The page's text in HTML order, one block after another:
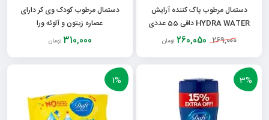
دستمال مرطوب پاک کننده آرایش
HYDRA WATER دافی 55 عددی
269,000
260,050 تومان
دستمال مرطوب کودک وی کر دارای
عصاره زیتون و آلوئه ورا
310,000 تومان
3%
1%